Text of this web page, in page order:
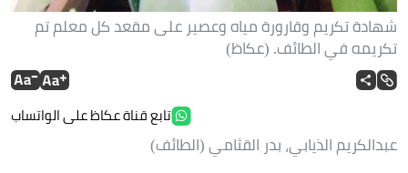
شهادة تكريم وقارورة مياه وعصير على مقعد كل معلم تم
تكريمه في الطائف. (عكاظ)
تابع قناة عكاظ على الواتساب
عبدالكريم الذيابي، بدر القثامي (الطائف)